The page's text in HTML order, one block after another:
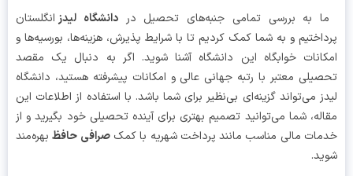
به بررسی تمامی جنبه‌های تحصیل دردانشگاه لیدزانگلستان
و به شما کمک کردیم تا با شرایط پذیرش، هزینه‌ها، بورسیه‌ها و
خوابگاه این دانشگاه آشنا شوید. اگر به دنبال یک مقصد
معتبر با رتبه جهانی عالی و امکانات پیشرفته هستید، دانشگاه
می‌تواند گزینه‌ای بی‌نظیر برای شما باشد. با استفاده از اطلاعات این
شما می‌توانید تصمیم بهتری برای آینده تحصیلی خود بگیرید و از
مالی مناسب مانند پرداخت شهریه با کمکصرافی حافظ بهره‌مند